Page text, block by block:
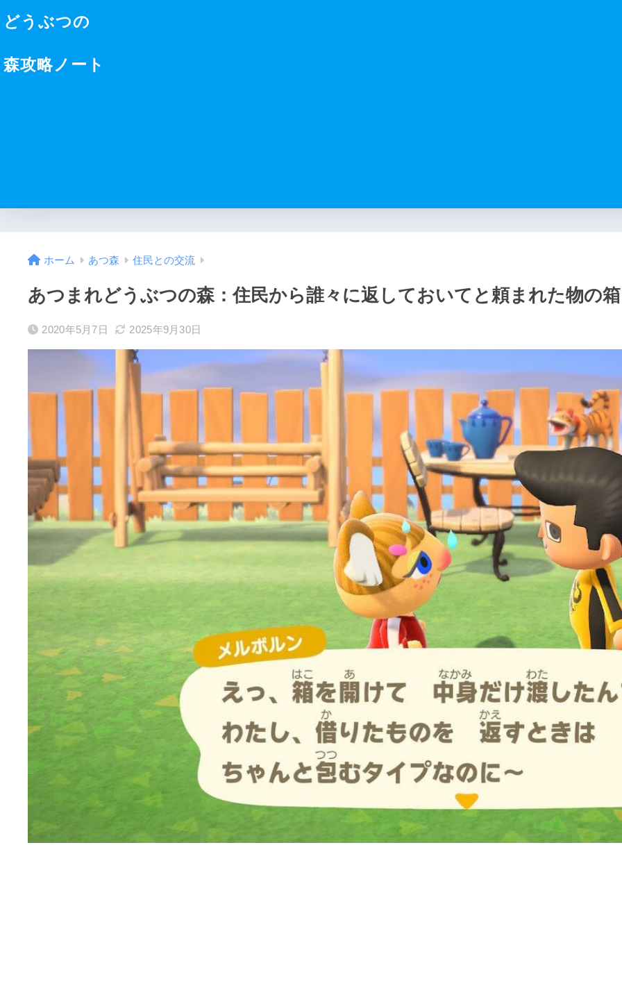
どうぶつの
森攻略ノート
ホーム あつ森 住民との交流
あつまれどうぶつの森：住民から誰々に返しておいてと頼まれた物の
2020年5月7日 2025年9月30日